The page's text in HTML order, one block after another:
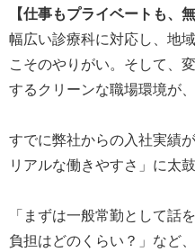
【仕事もプライベートも、
幅広い診療科に対応し、地
こそのやりがい。そして、
するクリーンな職場環境が
すでに弊社からの入社実績
リアルな働きやすさ」に太
「まずは一般常勤として話
負担はどのくらい？」など